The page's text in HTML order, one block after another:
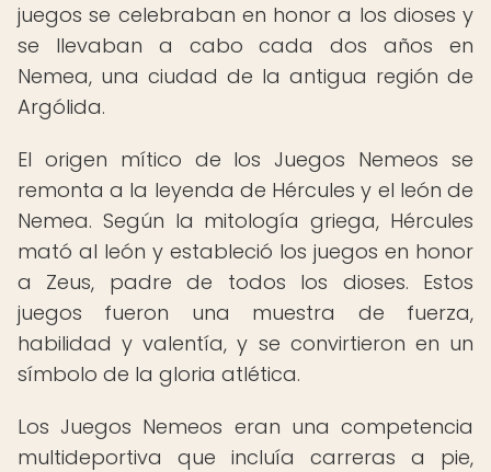
juegos se celebraban en honor a los dioses y
se llevaban a cabo cada dos años en
Nemea, una ciudad de la antigua región de
Argólida.
El origen mítico de los Juegos Nemeos se
remonta a la leyenda de Hércules y el león de
Nemea. Según la mitología griega, Hércules
mató al león y estableció los juegos en honor
a Zeus, padre de todos los dioses. Estos
juegos fueron una muestra de fuerza,
habilidad y valentía, y se convirtieron en un
símbolo de la gloria atlética.
Los Juegos Nemeos eran una competencia
multideportiva que incluía carreras a pie,